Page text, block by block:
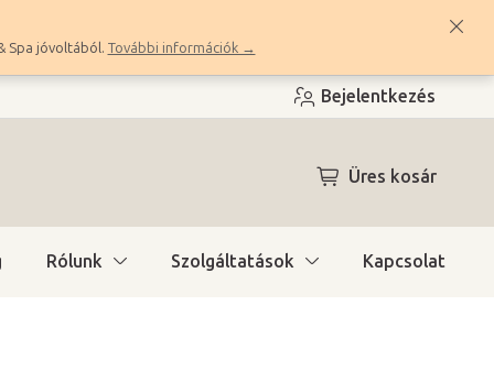
Spa jóvoltából. További információk →
Bejelentkezés
KOSÁR
Üres kosár
Rólunk Szolgáltatások Kapcsolat